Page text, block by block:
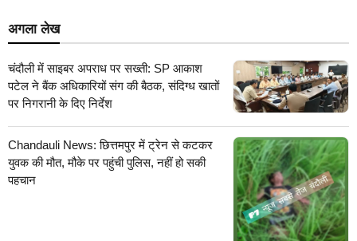
अगला लेख
चंदौली में साइबर अपराध पर सख्ती: SP आकाश
पटेल ने बैंक अधिकारियों संग की बैठक, संदिग्ध खातों
पर निगरानी के दिए निर्देश
Chandauli News: छित्तमपुर में ट्रेन से कटकर
युवक की मौत, मौके पर पहुंची पुलिस, नहीं हो सकी
पहचान